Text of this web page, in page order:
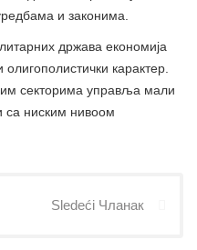
и законима.
држава економија
карактер.
секторима управља мали
са ниским нивоом
Sledeći Чланак